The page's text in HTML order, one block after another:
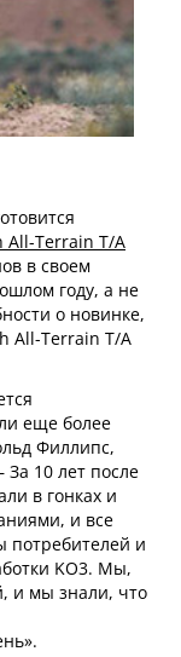
All-Terrain T/A
в своем
году, а не
о новинке,
All-Terrain T/A
еще более
Филлипс,
10 лет после
в гонках и
и все
потребителей и
KO3. Мы,
и мы знали, что